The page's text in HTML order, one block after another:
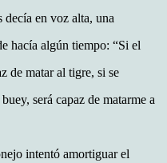
decía en voz alta, una
hacía algún tiempo: “Si el
de matar al tigre, si se
será capaz de matarme a
intentó amortiguar el